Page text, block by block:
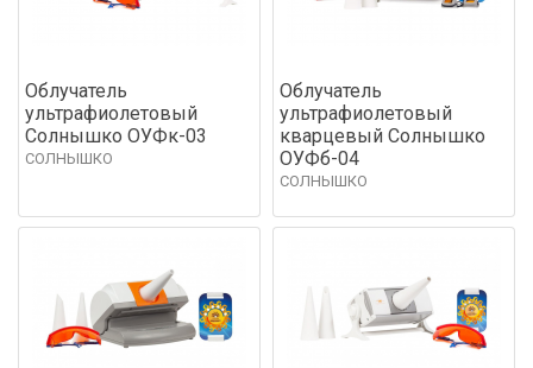
Облучатель
ультрафиолетовый
Солнышко ОУФк-03
СОЛНЫШКО
Облучатель
ультрафиолетовый
кварцевый Солнышко
ОУФб-04
СОЛНЫШКО